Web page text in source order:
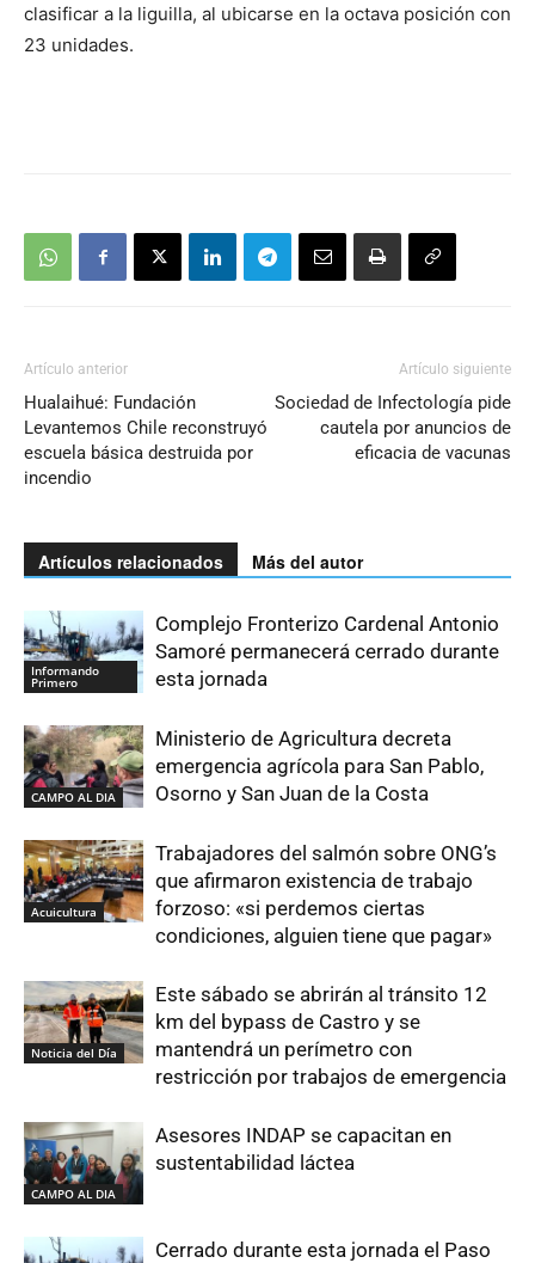
clasificar a la liguilla, al ubicarse en la octava posición con
23 unidades.
Artículo anterior
Hualaihué: Fundación
Levantemos Chile reconstruyó
escuela básica destruida por
incendio
Artículo siguiente
Sociedad de Infectología pide
cautela por anuncios de
eficacia de vacunas
Artículos relacionados Más del autor
Informando
Primero
Complejo Fronterizo Cardenal Antonio
Samoré permanecerá cerrado durante
esta jornada
CAMPO AL DIA
Ministerio de Agricultura decreta
emergencia agrícola para San Pablo,
Osorno y San Juan de la Costa
Acuicultura
Trabajadores del salmón sobre ONG’s
que afirmaron existencia de trabajo
forzoso: «si perdemos ciertas
condiciones, alguien tiene que pagar»
Noticia del Día
Este sábado se abrirán al tránsito 12
km del bypass de Castro y se
mantendrá un perímetro con
restricción por trabajos de emergencia
CAMPO AL DIA
Asesores INDAP se capacitan en
sustentabilidad láctea
Cerrado durante esta jornada el Paso